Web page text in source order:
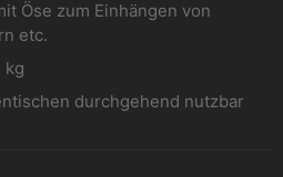
Öse zum Einhängen von
etc.
kg
durchgehend nutzbar